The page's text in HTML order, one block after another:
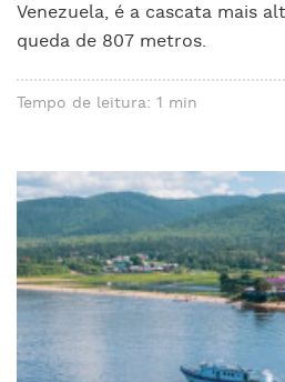
Venezuela, é a cascata mais
queda de 807 metros.
Tempo de leitura: 1 min